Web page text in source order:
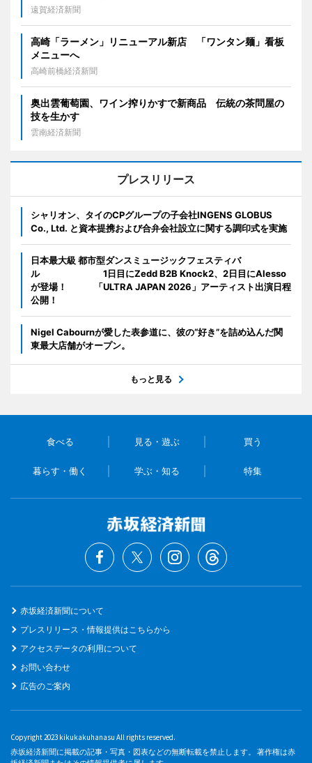
遠賀経済新聞
高崎「ラーメン」リニューアル新店 「ワンタン麺」看板
メニューへ
高崎前橋経済新聞
奥出雲葡萄園、ワイン搾りかすで新商品 伝統の茶問屋の
技を生かす
雲南経済新聞
プレスリリース
シャリオン、タイのCPグループの子会社INGENS GLOBUS
Co., Ltd. と資本提携および合弁会社設立に関する調印式を実施
日本最大級 都市型ダンスミュージックフェスティバ
ル 1日目にZedd B2B Knock2、2日目にAlesso
が登場！ 「ULTRA JAPAN 2026」アーティスト出演日程
公開！
Nigel Cabournが愛した表参道に、彼の“好き”を詰め込んだ関
東最大店舗がオープン。
もっと見る
食べる 見る・遊ぶ 買う
暮らす・働く 学ぶ・知る 特集
赤坂経済新聞について
プレスリリース・情報提供はこちらから
アクセスデータの利用について
お問い合わせ
広告のご案内
Copyright 2023 kikukakuhanasu All rights reserved.
赤坂経済新聞に掲載の記事・写真・図表などの無断転載を禁止します。 著作権は赤